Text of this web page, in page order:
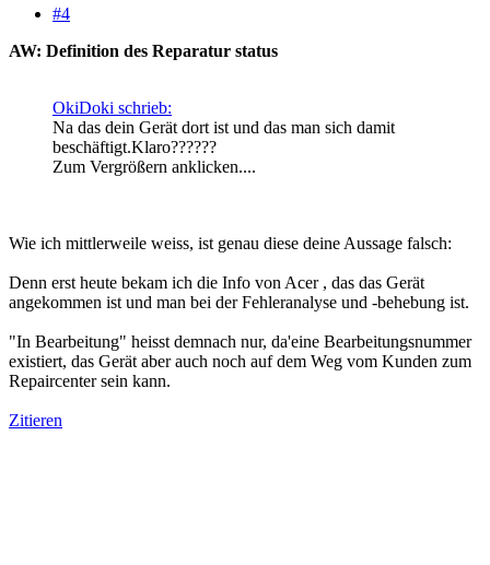
#4
AW: Definition des Reparatur status
OkiDoki schrieb:
Na das dein Gerät dort ist und das man sich damit
beschäftigt.Klaro??????
Zum Vergrößern anklicken....
Wie ich mittlerweile weiss, ist genau diese deine Aussage falsch:
Denn erst heute bekam ich die Info von Acer , das das Gerät
angekommen ist und man bei der Fehleranalyse und -behebung ist.
"In Bearbeitung" heisst demnach nur, da'eine Bearbeitungsnummer
existiert, das Gerät aber auch noch auf dem Weg vom Kunden zum
Repaircenter sein kann.
Zitieren